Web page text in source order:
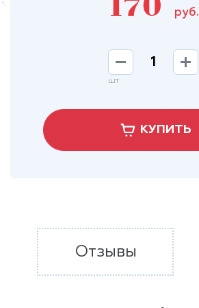
170 руб.
шт
КУПИТЬ
Отзывы